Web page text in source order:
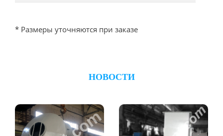
* Размеры уточняются при заказе
НОВОСТИ